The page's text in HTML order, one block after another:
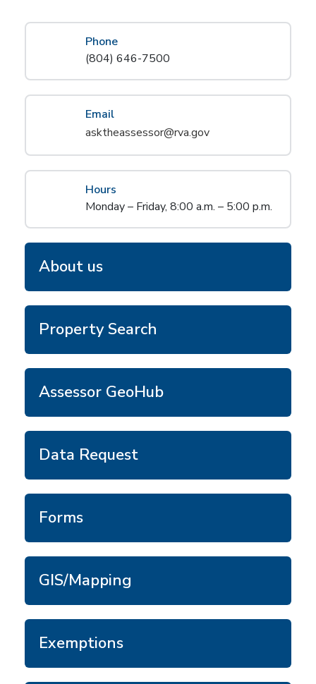
Phone
(804) 646-7500
Email
asktheassessor@rva.gov
Hours
Monday – Friday, 8:00 a.m. – 5:00 p.m.
About us
Property Search
Assessor GeoHub
Data Request
Forms
GIS/Mapping
Exemptions